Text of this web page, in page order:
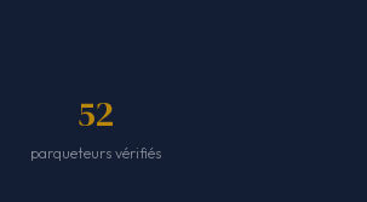
52
parqueteurs vérifiés